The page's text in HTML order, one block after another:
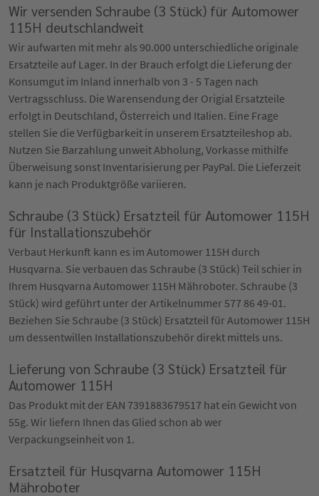
Wir versenden Schraube (3 Stück) für Automower
115H deutschlandweit
Wir aufwarten mit mehr als 90.000 unterschiedliche originale
Ersatzteile auf Lager. In der Brauch erfolgt die Lieferung der
Konsumgut im Inland innerhalb von 3 - 5 Tagen nach
Vertragsschluss. Die Warensendung der Origial Ersatzteile
erfolgt in Deutschland, Österreich und Italien. Eine Frage
stellen Sie die Verfügbarkeit in unserem Ersatzteileshop ab.
Nutzen Sie Barzahlung unweit Abholung, Vorkasse mithilfe
Überweisung sonst Inventarisierung per PayPal. Die Lieferzeit
kann je nach Produktgröße variieren.
Schraube (3 Stück) Ersatzteil für Automower 115H
für Installationszubehör
Verbaut Herkunft kann es im Automower 115H durch
Husqvarna. Sie verbauen das Schraube (3 Stück) Teil schier in
Ihrem Husqvarna Automower 115H Mähroboter. Schraube (3
Stück) wird geführt unter der Artikelnummer 577 86 49-01.
Beziehen Sie Schraube (3 Stück) Ersatzteil für Automower 115H
um dessentwillen Installationszubehör direkt mittels uns.
Lieferung von Schraube (3 Stück) Ersatzteil für
Automower 115H
Das Produkt mit der EAN 7391883679517 hat ein Gewicht von
55g. Wir liefern Ihnen das Glied schon ab wer
Verpackungseinheit von 1.
Ersatzteil für Husqvarna Automower 115H
Mähroboter